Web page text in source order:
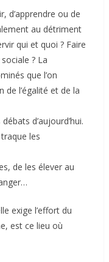
d’apprendre ou de
au détriment
qui et quoi ? Faire
? La
que l’on
l’égalité et de la
d’aujourd’hui.
les
de les élever au
exige l’effort du
est ce lieu où